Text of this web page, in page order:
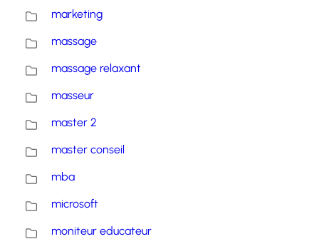
marketing
massage
massage relaxant
masseur
master 2
master conseil
mba
microsoft
moniteur educateur